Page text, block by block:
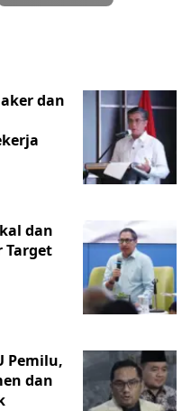
dan
dan
Target
Pemilu,
dan